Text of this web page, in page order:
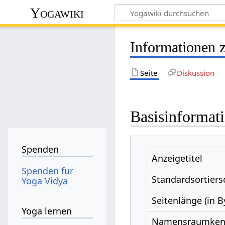
Yogawiki
Informationen
Seite Diskussion
Anzeigetitel
Seitenlänge (in
Spenden
Spenden für
Yoga Vidya
Yoga lernen